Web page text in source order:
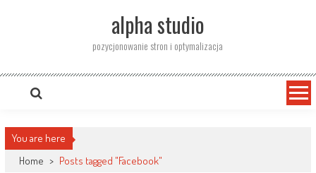
alpha studio
pozycjonowanie stron i optymalizacja
You are here
Home > Posts tagged "Facebook"